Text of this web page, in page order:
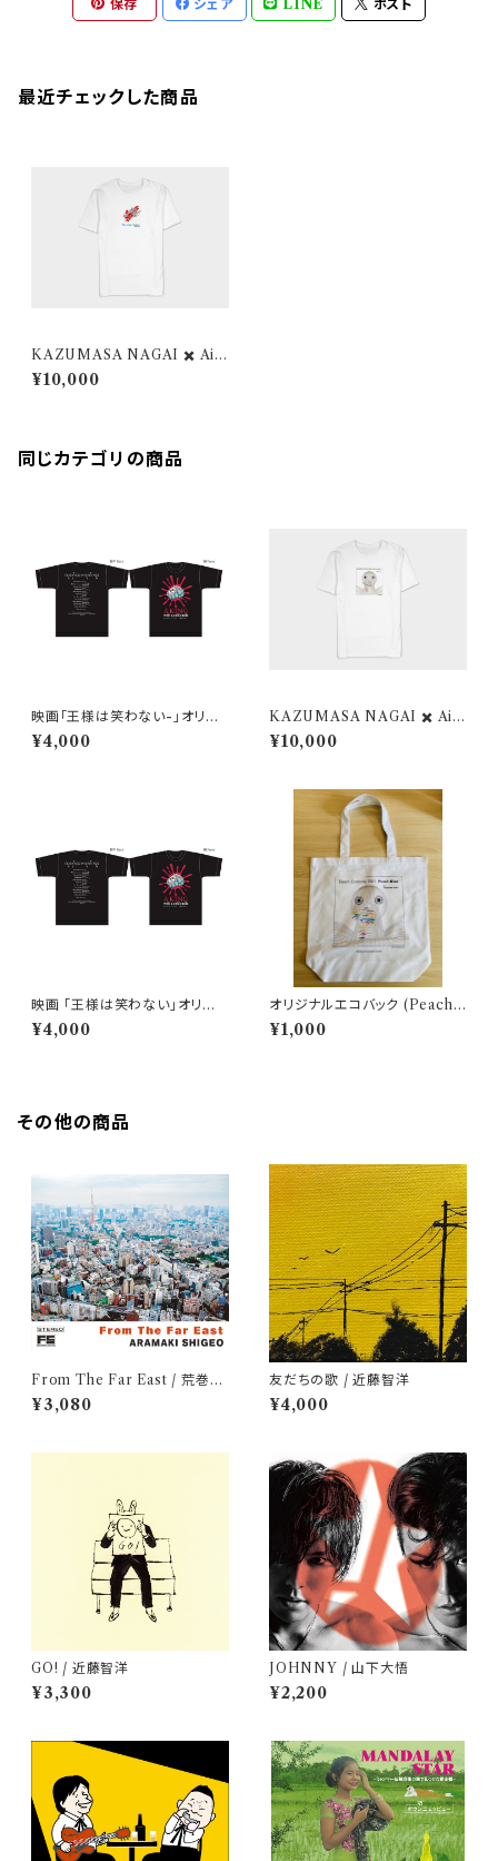
保存 シェア LINE ポスト
最近チェックした商品
KAZUMASA NAGAI ✖️ Air
plane Label オリジナルTシャ
ツ 空を飛ぶゾウver.
¥10,000
同じカテゴリの商品
映画「王様は笑わない-」オリジ
ナルTシャツ【XLサイズ】
¥4,000
KAZUMASA NAGAI ✖️ Air
plane Label オリジナルTシャ
ツ バード ver.
¥10,000
映画 「王様は笑わない」オリジ
ナルTシャツ【Mサイズ】
¥4,000
オリジナルエコバック (Peach
Blue - Beach Combing 202
1)
¥1,000
その他の商品
From The Far East / 荒巻茂
生
¥3,080
友だちの歌 / 近藤智洋
¥4,000
GO! / 近藤智洋
¥3,300
JOHNNY / 山下大悟
¥2,200